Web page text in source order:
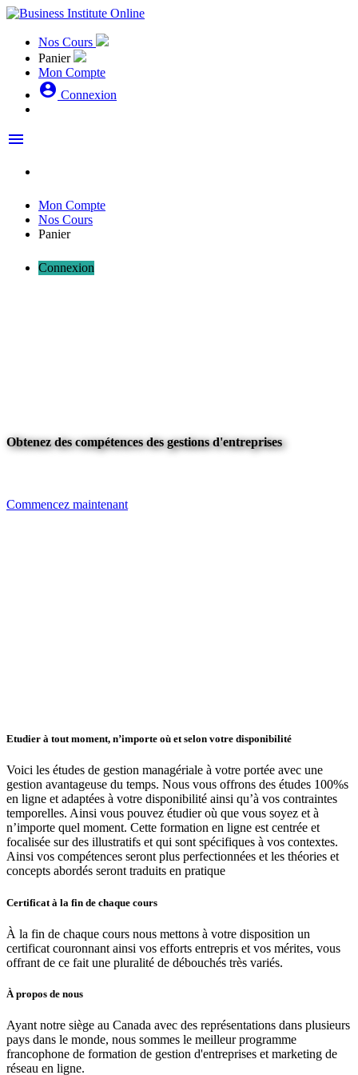
Nos Cours
Panier
Mon Compte
account_circle Connexion
menu
Mon Compte
Nos Cours
Panier
Connexion
Obtenez des compétences des gestions d'entreprises
Commencez maintenant
Etudier à tout moment, n’importe où et selon votre disponibilité
Voici les études de gestion managériale à votre portée avec une
gestion avantageuse du temps. Nous vous offrons des études 100%s
en ligne et adaptées à votre disponibilité ainsi qu’à vos contraintes
temporelles. Ainsi vous pouvez étudier où que vous soyez et à
n’importe quel moment. Cette formation en ligne est centrée et
focalisée sur des illustratifs et qui sont spécifiques à vos contextes.
Ainsi vos compétences seront plus perfectionnées et les théories et
concepts abordés seront traduits en pratique
Certificat à la fin de chaque cours
À la fin de chaque cours nous mettons à votre disposition un
certificat couronnant ainsi vos efforts entrepris et vos mérites, vous
offrant de ce fait une pluralité de débouchés très variés.
À propos de nous
Ayant notre siège au Canada avec des représentations dans plusieurs
pays dans le monde, nous sommes le meilleur programme
francophone de formation de gestion d'entreprises et marketing de
réseau en ligne.